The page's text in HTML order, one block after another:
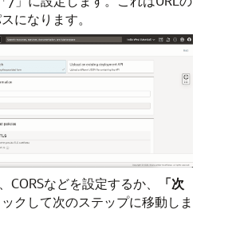
になります。
CORSなどを設定するか、
「次
クして次のステップに移動しま